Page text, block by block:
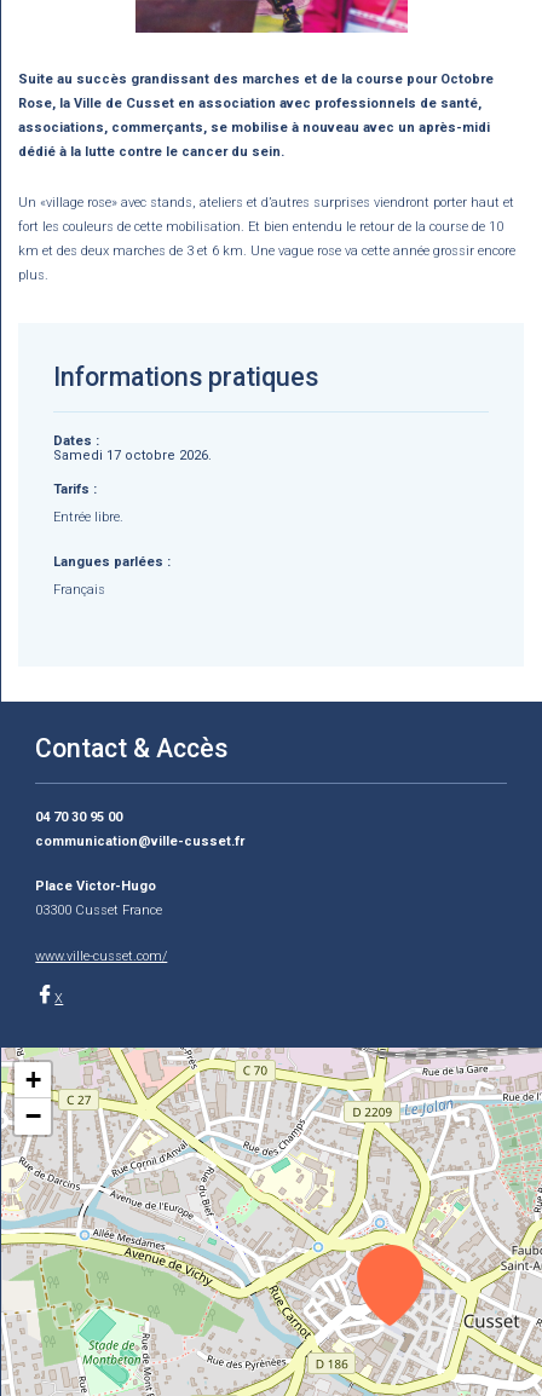
Suite au succès grandissant des marches et de la course pour Octobre
Rose, la Ville de Cusset en association avec professionnels de santé,
associations, commerçants, se mobilise à nouveau avec un après-midi
dédié à la lutte contre le cancer du sein.
Un «village rose» avec stands, ateliers et d’autres surprises viendront porter haut et
fort les couleurs de cette mobilisation. Et bien entendu le retour de la course de 10
km et des deux marches de 3 et 6 km. Une vague rose va cette année grossir encore
plus.
Informations pratiques
Dates :
Samedi 17 octobre 2026.
Tarifs :
Entrée libre.
Langues parlées :
Français
Contact & Accès
04 70 30 95 00
communication@ville-cusset.fr
Place Victor-Hugo
03300 Cusset France
www.ville-cusset.com/
X
+
−